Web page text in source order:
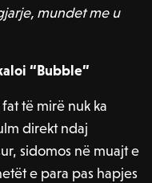
mundet me u
“Bubble”
të mirë nuk ka
direkt ndaj
sidomos në muajt e
e para pas hapjes